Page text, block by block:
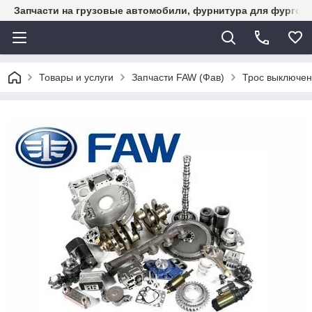
Запчасти на грузовые автомобили, фурнитура для
Товары и услуги Запчасти FAW (Фав) Трос